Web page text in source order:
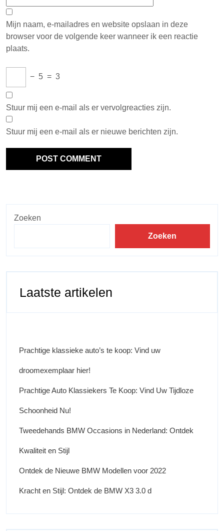
Mijn naam, e-mailadres en website opslaan in deze
browser voor de volgende keer wanneer ik een reactie
plaats.
− 5 = 3
Stuur mij een e-mail als er vervolgreacties zijn.
Stuur mij een e-mail als er nieuwe berichten zijn.
Zoeken
Zoeken
Laatste artikelen
Prachtige klassieke auto’s te koop: Vind uw
droomexemplaar hier!
Prachtige Auto Klassiekers Te Koop: Vind Uw Tijdloze
Schoonheid Nu!
Tweedehands BMW Occasions in Nederland: Ontdek
Kwaliteit en Stijl
Ontdek de Nieuwe BMW Modellen voor 2022
Kracht en Stijl: Ontdek de BMW X3 3.0 d